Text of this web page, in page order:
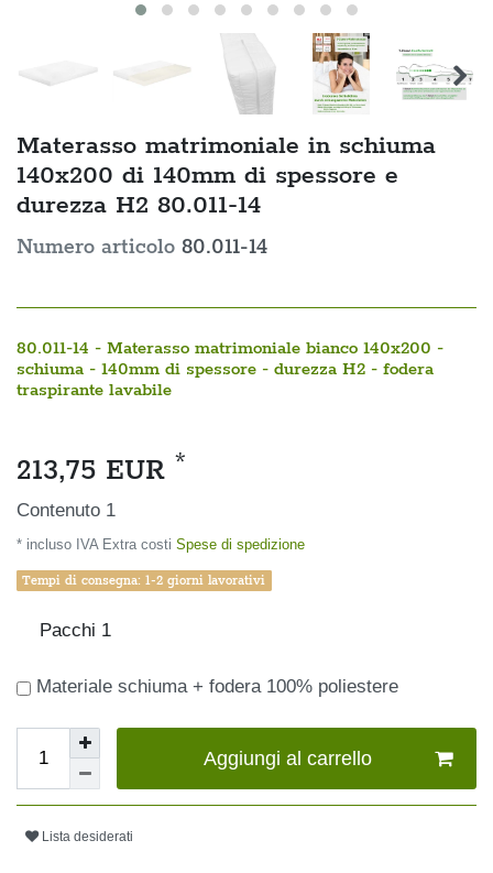
Materasso matrimoniale in schiuma
140x200 di 140mm di spessore e
durezza H2 80.011-14
Numero articolo 80.011-14
80.011-14 - Materasso matrimoniale bianco 140x200 -
schiuma - 140mm di spessore - durezza H2 - fodera
traspirante lavabile
213,75 EUR *
Contenuto 1
* incluso IVA Extra costi Spese di spedizione
Tempi di consegna: 1-2 giorni lavorativi
Pacchi 1
Materiale schiuma + fodera 100% poliestere
Aggiungi al carrello
Lista desiderati